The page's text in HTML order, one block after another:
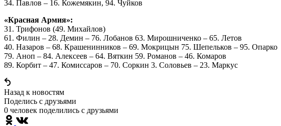
34. Павлов – 16. Кожемякин, 94. Чуйков
«Красная Армия»:
31. Трифонов (49. Михайлов)
61. Филин – 28. Демин – 76. Лобанов 63. Мирошниченко – 65. Летов
40. Назаров – 68. Крашенинников – 69. Мокрицын 75. Шепельков – 95. Опарко
79. Аноп – 84. Алексеев – 64. Вяткин 59. Романов – 46. Комаров
89. Корбит – 47. Комиссаров – 70. Соркин 3. Соловьев – 23. Маркус
Назад к новостям
Поделись c друзьями
0 человек поделились c друзьями